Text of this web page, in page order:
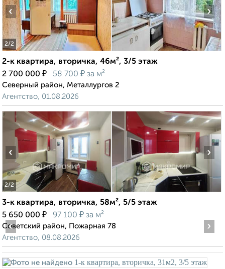
2/2
‹ ›
2-к квартира, вторичка, 46м², 3/5 этаж
2 700 000 ₽ 58 700 ₽ за м²
Северный район, Металлургов 2
Агентство, 01.08.2026
2/2
‹ ›
3-к квартира, вторичка, 58м², 5/5 этаж
5 650 000 ₽ 97 100 ₽ за м²
Советский район, Пожарная 78
Агентство, 08.08.2026
‹ ›